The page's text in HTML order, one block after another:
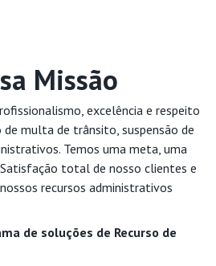
Missão
excelência e respeito
multa de trânsito, suspensão de
Temos uma meta, uma
total de nosso clientes e
recursos administrativos
de soluções de Recurso de